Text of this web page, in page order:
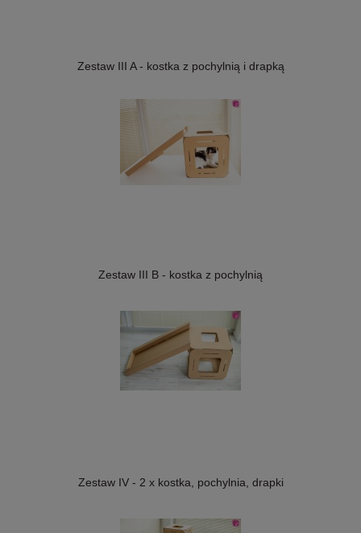
Zestaw III A - kostka z pochylnią i drapką
Zestaw III B - kostka z pochylnią
Zestaw IV - 2 x kostka, pochylnia, drapki